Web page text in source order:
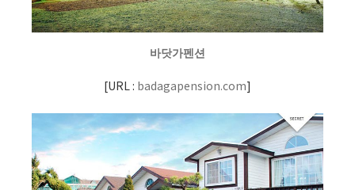
바닷가펜션
[URL : badagapension.com]